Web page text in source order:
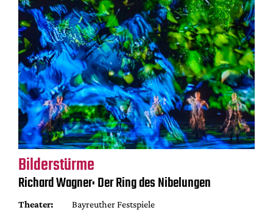
Bilderstürme
Richard Wagner: Der Ring des Nibelungen
Theater:
Bayreuther Festspiele